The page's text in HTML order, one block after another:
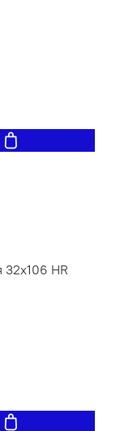
HR